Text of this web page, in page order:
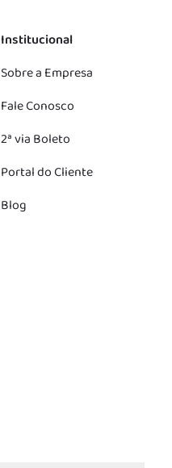
Institucional
Sobre a Empresa
Fale Conosco
2ª via Boleto
Portal do Cliente
Blog